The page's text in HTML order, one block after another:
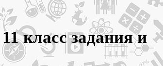
класс задания и